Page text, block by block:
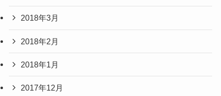
2018年3月
2018年2月
2018年1月
2017年12月